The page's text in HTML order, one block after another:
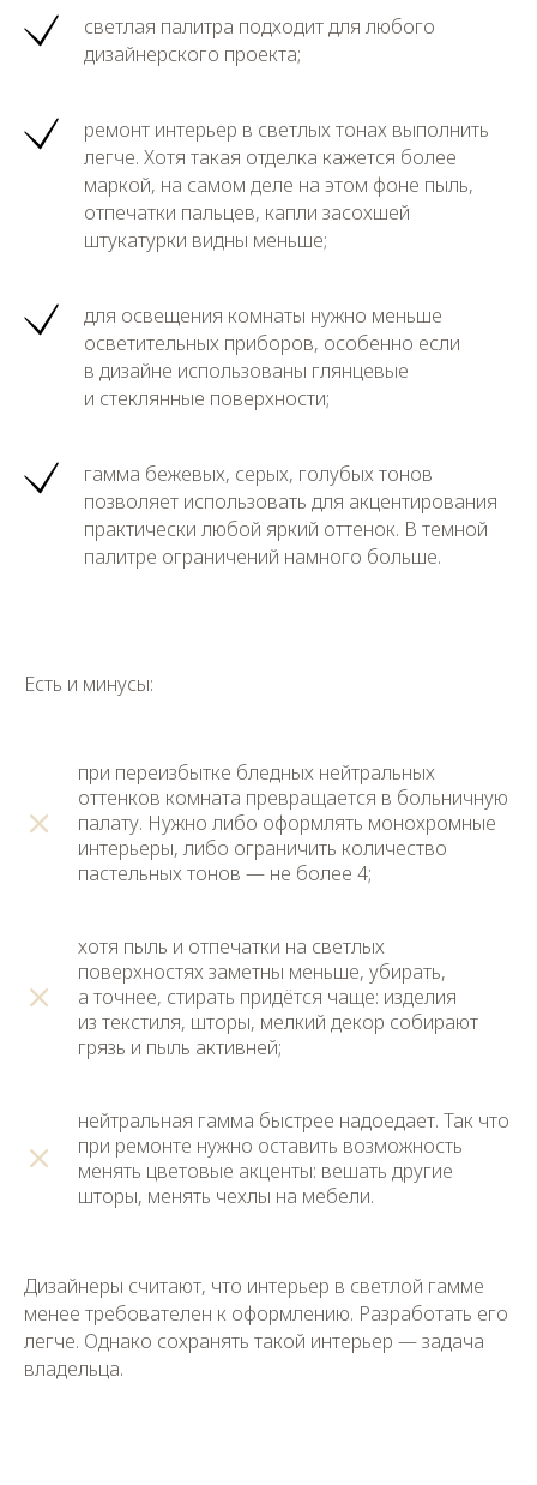
светлая палитра подходит для любого
дизайнерского проекта;
ремонт интерьер в светлых тонах выполнить
легче. Хотя такая отделка кажется более
маркой, на самом деле на этом фоне пыль,
отпечатки пальцев, капли засохшей
штукатурки видны меньше;
для освещения комнаты нужно меньше
осветительных приборов, особенно если
в дизайне использованы глянцевые
и стеклянные поверхности;
гамма бежевых, серых, голубых тонов
позволяет использовать для акцентирования
практически любой яркий оттенок. В темной
палитре ограничений намного больше.
Есть и минусы:
при переизбытке бледных нейтральных
оттенков комната превращается в больничную
палату. Нужно либо оформлять монохромные
интерьеры, либо ограничить количество
пастельных тонов — не более 4;
хотя пыль и отпечатки на светлых
поверхностях заметны меньше, убирать,
а точнее, стирать придётся чаще: изделия
из текстиля, шторы, мелкий декор собирают
грязь и пыль активней;
нейтральная гамма быстрее надоедает. Так что
при ремонте нужно оставить возможность
менять цветовые акценты: вешать другие
шторы, менять чехлы на мебели.
Дизайнеры считают, что интерьер в светлой гамме
менее требователен к оформлению. Разработать его
легче. Однако сохранять такой интерьер — задача
владельца.